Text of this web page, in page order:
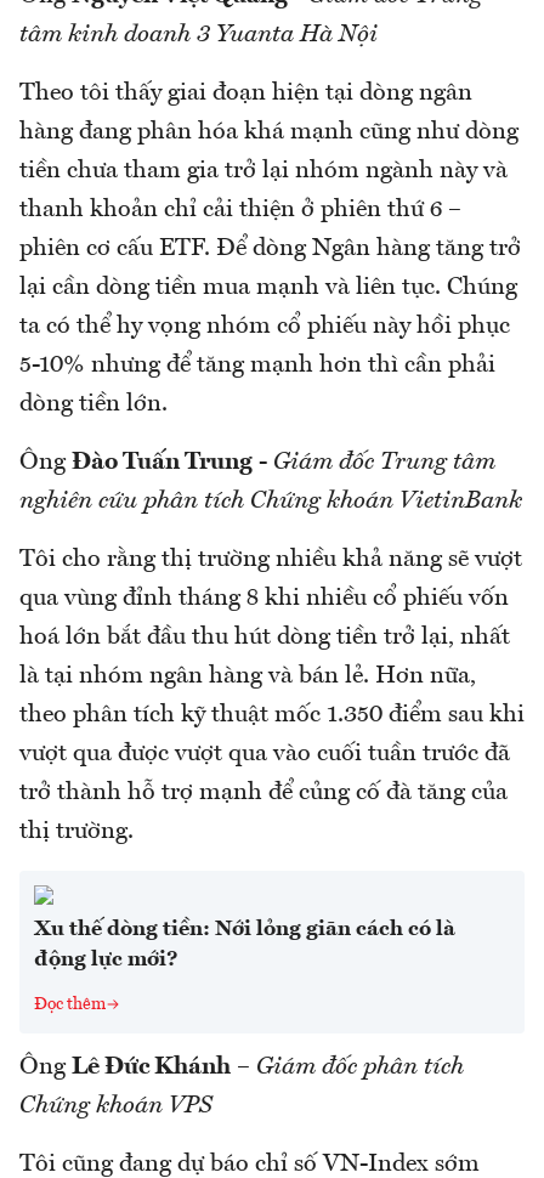
tâm kinh doanh 3 Yuanta Hà Nội
Theo tôi thấy giai đoạn hiện tại dòng ngân
hàng đang phân hóa khá mạnh cũng như dòng
tiền chưa tham gia trở lại nhóm ngành này và
thanh khoản chỉ cải thiện ở phiên thứ 6 –
phiên cơ cấu ETF. Để dòng Ngân hàng tăng trở
lại cần dòng tiền mua mạnh và liên tục. Chúng
ta có thể hy vọng nhóm cổ phiếu này hồi phục
5-10% nhưng để tăng mạnh hơn thì cần phải
dòng tiền lớn.
Ông Đào Tuấn Trung - Giám đốc Trung tâm
nghiên cứu phân tích Chứng khoán VietinBank
Tôi cho rằng thị trường nhiều khả năng sẽ vượt
qua vùng đỉnh tháng 8 khi nhiều cổ phiếu vốn
hoá lớn bắt đầu thu hút dòng tiền trở lại, nhất
là tại nhóm ngân hàng và bán lẻ. Hơn nữa,
theo phân tích kỹ thuật mốc 1.350 điểm sau khi
vượt qua được vượt qua vào cuối tuần trước đã
trở thành hỗ trợ mạnh để củng cố đà tăng của
thị trường.
Xu thế dòng tiền: Nới lỏng giãn cách có là
động lực mới?
Đọc thêm
Ông Lê Đức Khánh – Giám đốc phân tích
Chứng khoán VPS
Tôi cũng đang dự báo chỉ số VN-Index sớm